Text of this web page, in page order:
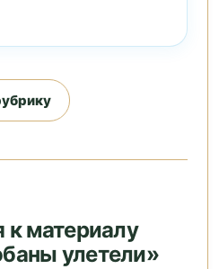
к материалу
улетели»